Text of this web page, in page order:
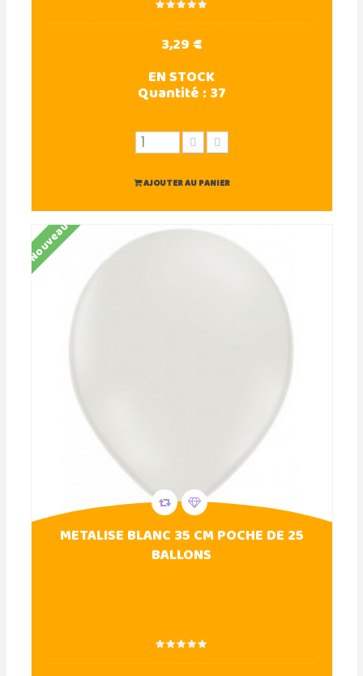
3,29 €
EN STOCK
Quantité :37
AJOUTER AU PANIER
Nouveau
METALISE BLANC 35 CM POCHE DE 25
BALLONS